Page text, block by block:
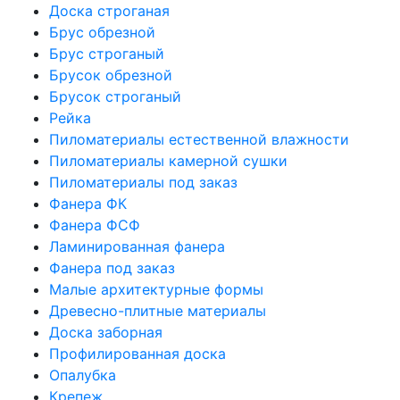
Доска строганая
Брус обрезной
Брус строганый
Брусок обрезной
Брусок строганый
Рейка
Пиломатериалы естественной влажности
Пиломатериалы камерной сушки
Пиломатериалы под заказ
Фанера ФК
Фанера ФСФ
Ламинированная фанера
Фанера под заказ
Малые архитектурные формы
Древесно-плитные материалы
Доска заборная
Профилированная доска
Опалубка